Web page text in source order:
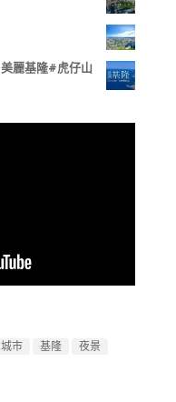
麗基隆#虎仔山
城市 基隆
夜景